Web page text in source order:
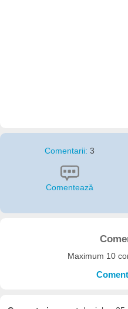
Comentarii:3
Comentează
Maximum 10